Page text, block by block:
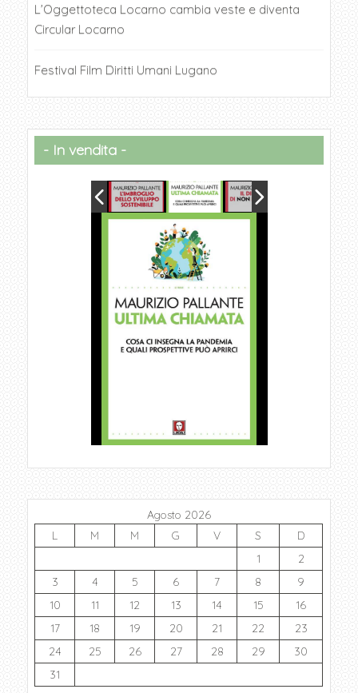
L’Oggettoteca Locarno cambia veste e diventa
Circular Locarno
Festival Film Diritti Umani Lugano
In vendita
Agosto 2026
L
M M G V S
D
1
2
3
4 5 6 7 8
9
10
11 12 13 14 15
16
17
18 19 20 21 22
23
24
25 26 27 28 29
30
31